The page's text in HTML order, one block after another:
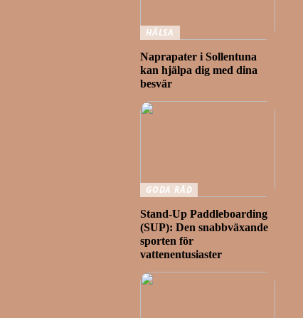
HÄLSA
Naprapater i Sollentuna
kan hjälpa dig med dina
besvär
GODA RÅD
Stand-Up Paddleboarding
(SUP): Den snabbväxande
sporten för
vattenentusiaster